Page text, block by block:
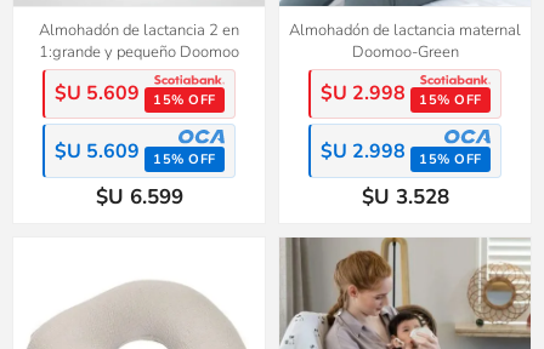
Almohadón de lactancia 2 en
1:grande y pequeño Doomoo
$U 5.609 15% OFF
$U 5.609 15% OFF
$U 6.599
Almohadón de lactancia maternal
Doomoo-Green
$U 2.998 15% OFF
$U 2.998 15% OFF
$U 3.528